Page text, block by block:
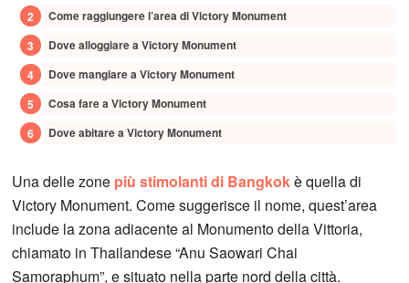
Come raggiungere l’area di Victory Monument
Dove alloggiare a Victory Monument
Dove mangiare a Victory Monument
Cosa fare a Victory Monument
Dove abitare a Victory Monument
Una delle zone più stimolanti di Bangkokè quella di
Victory Monument. Come suggerisce il nome, quest’area
include la zona adiacente al Monumento della Vittoria,
chiamato in Thailandese “Anu Saowari Chai
Samoraphum”, e situato nella parte nord della città.